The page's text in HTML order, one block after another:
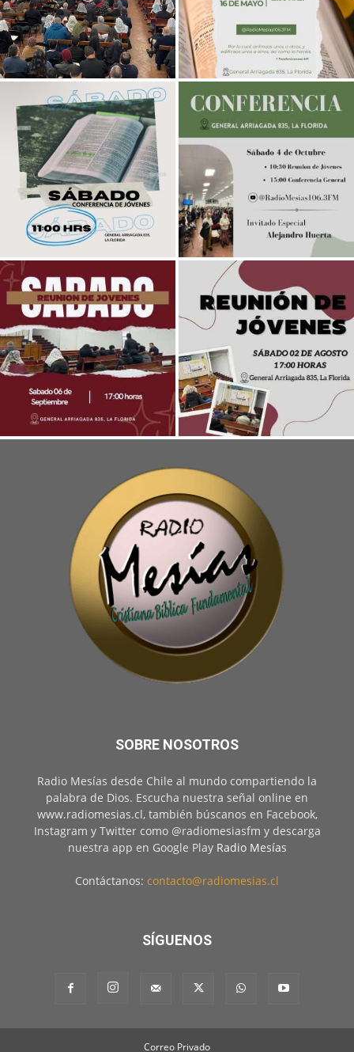
SOBRE NOSOTROS
Radio Mesías desde Chile al mundo compartiendo la
palabra de Dios. Escucha nuestra señal online en
www.radiomesias.cl, también búscanos en Facebook,
Instagram y Twitter como @radiomesiasfm y descarga
nuestra app en Google Play Radio Mesías
Contáctanos: contacto@radiomesias.cl
SÍGUENOS
Correo Privado